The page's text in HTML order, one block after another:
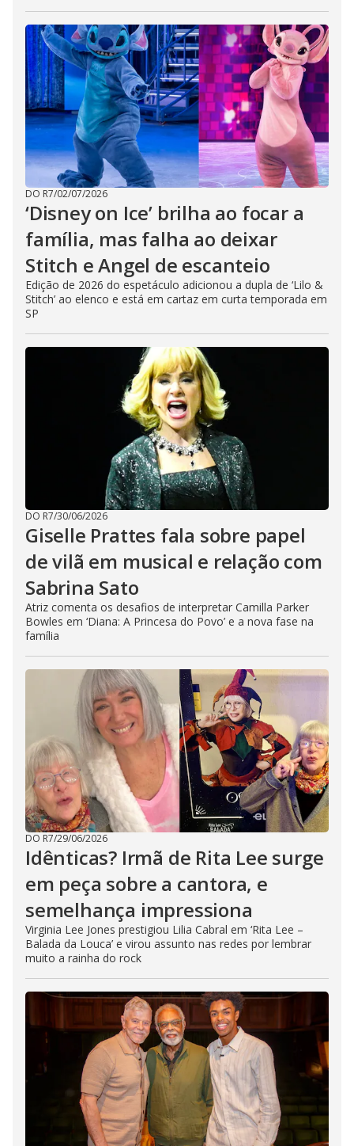
DO R7/02/07/2026
‘Disney on Ice’ brilha ao focar a
família, mas falha ao deixar
Stitch e Angel de escanteio
Edição de 2026 do espetáculo adicionou a dupla de ‘Lilo &
Stitch’ ao elenco e está em cartaz em curta temporada em
SP
DO R7/30/06/2026
Giselle Prattes fala sobre papel
de vilã em musical e relação com
Sabrina Sato
Atriz comenta os desafios de interpretar Camilla Parker
Bowles em ‘Diana: A Princesa do Povo’ e a nova fase na
família
DO R7/29/06/2026
Idênticas? Irmã de Rita Lee surge
em peça sobre a cantora, e
semelhança impressiona
Virginia Lee Jones prestigiou Lilia Cabral em ‘Rita Lee –
Balada da Louca’ e virou assunto nas redes por lembrar
muito a rainha do rock